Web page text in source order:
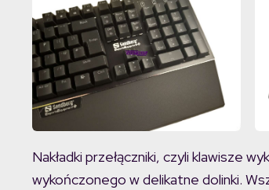
Nakładki przełączniki, czyli klawisze
wykończonego w delikatne dolinki.